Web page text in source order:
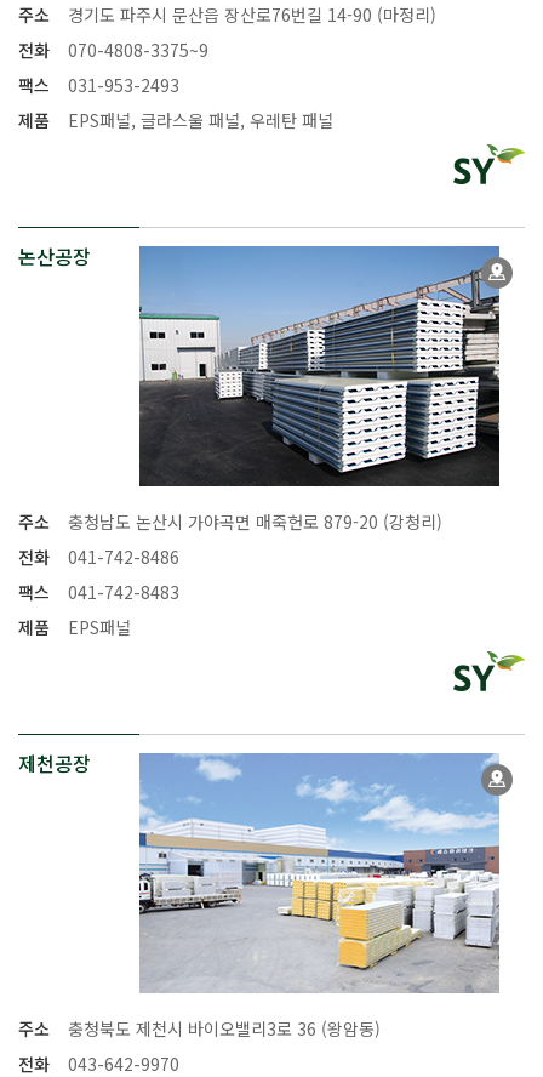
주소
경기도 파주시 문산읍 장산로76번길 14-90 (마정리)
전화
070-4808-3375~9
팩스
031-953-2493
제품
EPS패널, 글라스울 패널, 우레탄 패널
논산공장
주소
충청남도 논산시 가야곡면 매죽헌로 879-20 (강청리)
전화
041-742-8486
팩스
041-742-8483
제품
EPS패널
제천공장
주소
충청북도 제천시 바이오밸리3로 36 (왕암동)
전화
043-642-9970